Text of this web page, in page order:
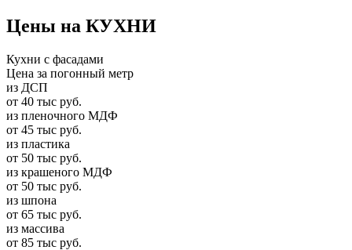
Цены на КУХНИ
Кухни с фасадами
Цена за погонный метр
из ДСП
от 40 тыс руб.
из пленочного МДФ
от 45 тыс руб.
из пластика
от 50 тыс руб.
из крашеного МДФ
от 50 тыс руб.
из шпона
от 65 тыс руб.
из массива
от 85 тыс руб.